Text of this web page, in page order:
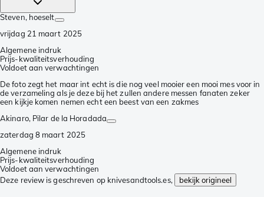
Steven, hoeselt
vrijdag 21 maart 2025
Algemene indruk
Prijs-kwaliteitsverhouding
Voldoet aan verwachtingen
De foto zegt het maar int echt is die nog veel mooier een mooi mes voor in
de verzameling als je deze bij het zullen andere messen fanaten zeker
een kijkje komen nemen echt een beest van een zakmes
Akinaro, Pilar de la Horadada
zaterdag 8 maart 2025
Algemene indruk
Prijs-kwaliteitsverhouding
Voldoet aan verwachtingen
Deze review is geschreven op knivesandtools.es,
bekijk origineel